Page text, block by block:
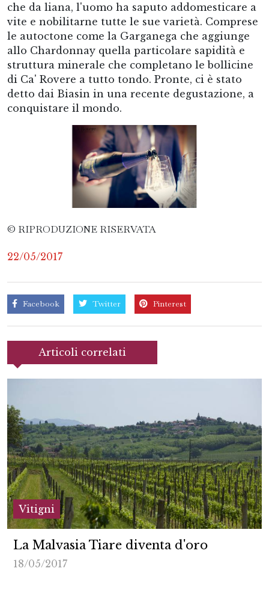
che da liana, l'uomo ha saputo addomesticare a
vite e nobilitarne tutte le sue varietà. Comprese
le autoctone come la Garganega che aggiunge
allo Chardonnay quella particolare sapidità e
struttura minerale che completano le bollicine
di Ca' Rovere a tutto tondo. Pronte, ci è stato
detto dai Biasin in una recente degustazione, a
conquistare il mondo.
© RIPRODUZIONE RISERVATA
22/05/2017
Facebook Twitter Pinterest
Articoli correlati
Vitigni
La Malvasia Tiare diventa d'oro
18/05/2017